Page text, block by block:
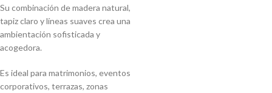
Su combinación de madera natural,
tapiz claro y líneas suaves crea una
ambientación sofisticada y
acogedora.
Es ideal para matrimonios, eventos
corporativos, terrazas, zonas